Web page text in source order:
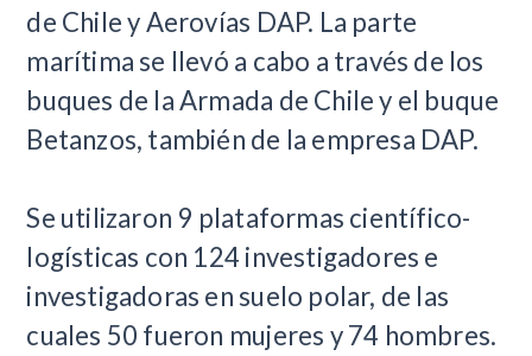
de Chile y Aerovías DAP. La parte
marítima se llevó a cabo a través de los
buques de la Armada de Chile y el buque
Betanzos, también de la empresa DAP.
Se utilizaron 9 plataformas científico-
logísticas con 124 investigadores e
investigadoras en suelo polar, de las
cuales 50 fueron mujeres y 74 hombres.